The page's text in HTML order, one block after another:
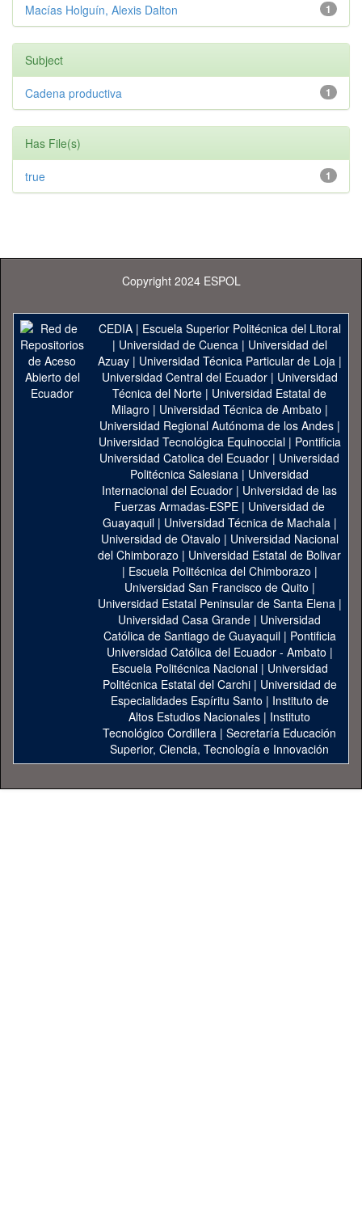
1
Macías Holguín, Alexis Dalton
Subject
1
Cadena productiva
Has File(s)
1
true
Copyright 2024 ESPOL
CEDIA| Escuela Superior Politécnica del Litoral
| Universidad de Cuenca| Universidad del
Azuay| Universidad Técnica Particular de Loja|
Universidad Central del Ecuador| Universidad
Técnica del Norte | Universidad Estatal de
Milagro | Universidad Técnica de Ambato |
Universidad Regional Autónoma de los Andes|
Universidad Tecnológica Equinoccial| Pontificia
Universidad Catolica del Ecuador | Universidad
Politécnica Salesiana | Universidad
Internacional del Ecuador | Universidad de las
Fuerzas Armadas-ESPE | Universidad de
Guayaquil| Universidad Técnica de Machala|
Universidad de Otavalo | Universidad Nacional
del Chimborazo | Universidad Estatal de Bolivar
| Escuela Politécnica del Chimborazo |
Universidad San Francisco de Quito |
Universidad Estatal Peninsular de Santa Elena|
Universidad Casa Grande | Universidad
Católica de Santiago de Guayaquil| Pontificia
Universidad Católica del Ecuador - Ambato |
Escuela Politécnica Nacional| Universidad
Politécnica Estatal del Carchi| Universidad de
Especialidades Espíritu Santo | Instituto de
Altos Estudios Nacionales | Instituto
Tecnológico Cordillera | Secretaría Educación
Superior, Ciencia, Tecnología e Innovación